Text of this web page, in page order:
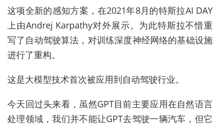
这项全新的感知方案，在2021年8月的特斯拉AI DAY
上由Andrej Karpathy对外展示。为此特斯拉不惜重
写了自动驾驶算法，对训练深度神经网络的基础设施
进行了重构。
这是大模型技术首次被应用到自动驾驶行业。
今天回过头来看，虽然GPT目前主要应用在自然语言
处理领域，我们并不能让GPT去驾驶一辆汽车，但它